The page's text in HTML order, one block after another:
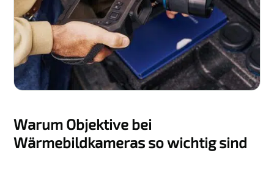
Warum Objektive bei
Wärmebildkameras so wichtig sind